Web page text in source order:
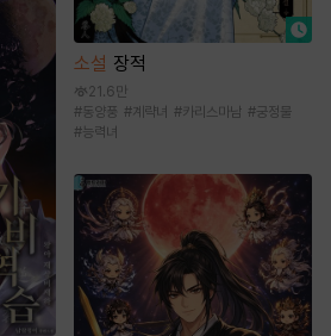
소설 장적
21.6만
#동양풍 #계략녀 #카리스마남 #궁정물
#능력녀